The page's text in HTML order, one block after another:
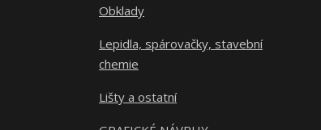
Obklady
Lepidla, spárovačky, stavební
chemie
Lišty a ostatní